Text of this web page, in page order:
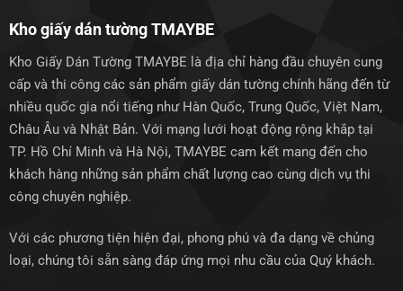
Kho giấy dán tường TMAYBE
Kho Giấy Dán Tường TMAYBE là địa chỉ hàng đầu chuyên cung
cấp và thi công các sản phẩm giấy dán tường chính hãng đến từ
nhiều quốc gia nổi tiếng như Hàn Quốc, Trung Quốc, Việt Nam,
Châu Âu và Nhật Bản. Với mạng lưới hoạt động rộng khắp tại
TP. Hồ Chí Minh và Hà Nội, TMAYBE cam kết mang đến cho
khách hàng những sản phẩm chất lượng cao cùng dịch vụ thi
công chuyên nghiệp.
Với các phương tiện hiện đại, phong phú và đa dạng về chủng
loại, chúng tôi sẵn sàng đáp ứng mọi nhu cầu của Quý khách.